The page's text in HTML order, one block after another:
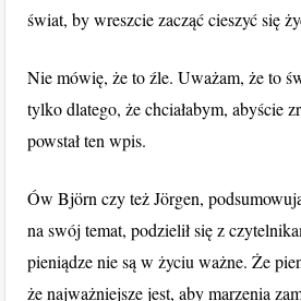
świat, by wreszcie zacząć cieszyć się
Nie mówię, że to źle. Uważam, że to
tylko dlatego, że chciałabym, abyście
powstał ten wpis.
Ów Björn czy też Jörgen,
na swój temat, podzielił się z
pieniądze nie są w życiu ważne. Że
że najważniejsze jest, aby marzenia